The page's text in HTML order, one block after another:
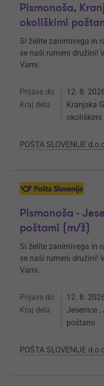
Pismonoša,
okoliškimi
Si želite zanimivega in
se naši rumeni družini!
Vami.
Prijave do 12. 8.
Kraj dela
Kranjska
okoliškimi
POŠTA SLOVENIJE
Pismonoša -
poštami (m/ž)
Si želite zanimivega in
se naši rumeni družini!
Vami.
Prijave do 12. 8.
Kraj dela
Jesenice ,
poštami
POŠTA SLOVENIJE